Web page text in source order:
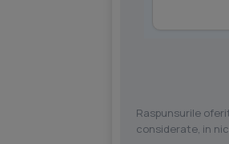
Raspunsurile
considerate, in